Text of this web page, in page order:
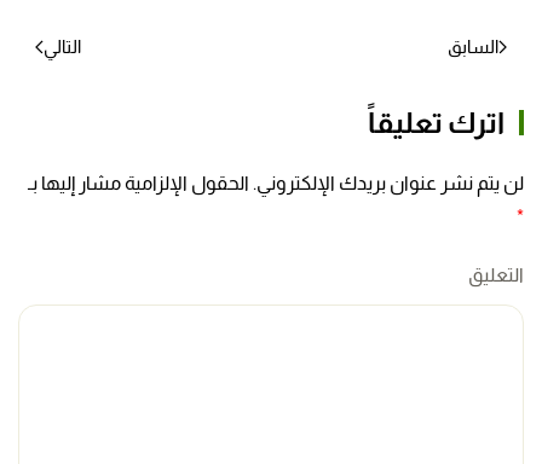
السابق التالي
اترك تعليقاً
لن يتم نشر عنوان بريدك الإلكتروني. الحقول الإلزامية مشار إليها بـ
*
التعليق